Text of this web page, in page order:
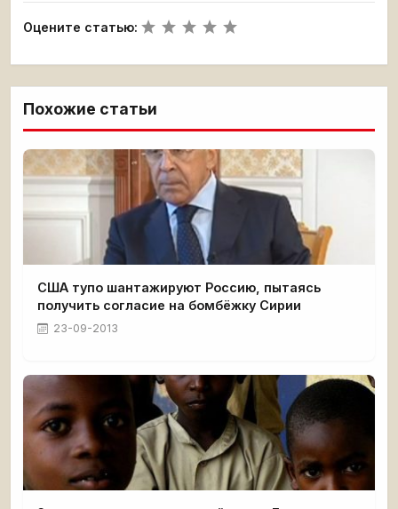
Оцените статью:
Похожие статьи
США тупо шантажируют Россию, пытаясь
получить согласие на бомбёжку Сирии
23-09-2013